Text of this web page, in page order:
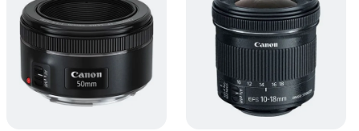
6. canon sx740 hs
7 .
sony fx